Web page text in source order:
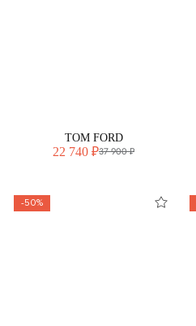
TOM FORD
22 740 ₽37 900 ₽
-50%